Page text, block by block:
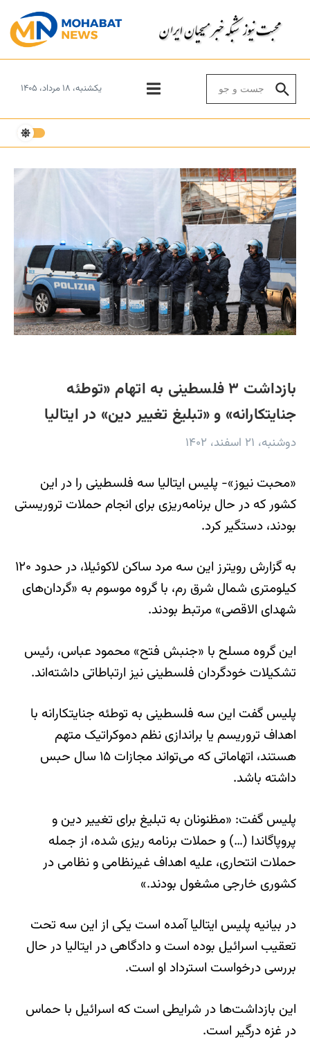
یکشنبه، ۱۸ مرداد، ۱۴۰۵
بازداشت ۳ فلسطینی به اتهام «توطئه
جنایتکارانه» و «تبلیغ تغییر دین» در ایتالیا
دوشنبه، ۲۱ اسفند، ۱۴۰۲
«محبت نیوز»- پلیس ایتالیا سه فلسطینی را در این
کشور که در حال برنامه‌ریزی برای انجام حملات تروریستی
بودند، دستگیر کرد.
به گزارش رویترز این سه مرد ساکن لاکوئیلا، در حدود ۱۲۰
کیلومتری شمال شرق رم، با گروه موسوم به «گردان‌های
شهدای الاقصی» مرتبط بودند.
این گروه مسلح با «جنبش فتح» محمود عباس، رئیس‌
تشکیلات خودگردان فلسطینی نیز ارتباطاتی داشته‌اند.
پلیس گفت این سه فلسطینی به توطئه جنایتکارانه با
اهداف تروریسم یا براندازی نظم دموکراتیک متهم
هستند، اتهاماتی که می‌تواند مجازات ۱۵ سال حبس
داشته باشد.
پلیس گفت: «مظنونان به تبلیغ برای تغییر دین و
پروپاگاندا (…) و حملات برنامه ریزی شده، از جمله
حملات انتحاری، علیه اهداف غیرنظامی و نظامی در
کشوری خارجی مشغول بودند.»
در بیانیه پلیس ایتالیا آمده است یکی از این سه تحت
تعقیب اسرائیل بوده است و دادگاهی در ایتالیا در حال
بررسی درخواست استرداد او است.
این بازداشت‌‌ها در شرایطی است که اسرائيل با حماس
در غزه درگیر است.